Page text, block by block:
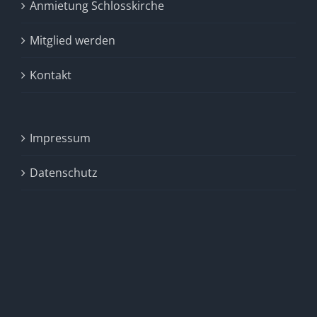
Anmietung Schlosskirche
Mitglied werden
Kontakt
Impressum
Datenschutz